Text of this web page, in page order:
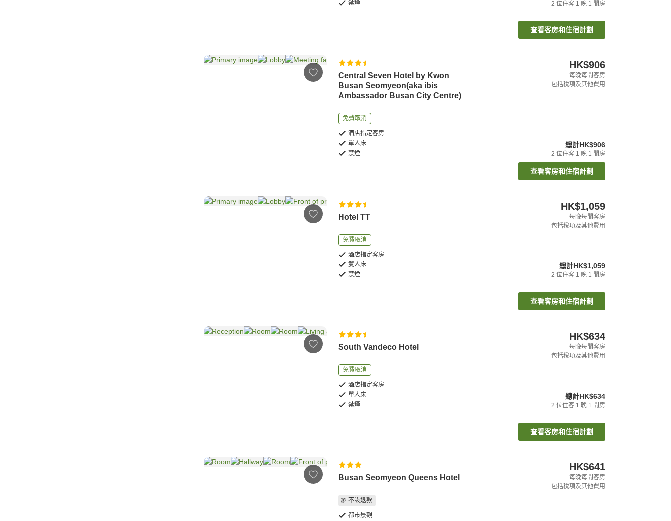
禁煙
2 位住客 1 晚 1 間房
查看客房和住宿計劃
Central Seven Hotel by Kwon
Busan Seomyeon(aka ibis
Ambassador Busan City Centre)
免費取消
酒店指定客房
單人床
禁煙
HK$906
每晚每間客房
包括稅項及其他費用
總計HK$906
2 位住客 1 晚 1 間房
查看客房和住宿計劃
Hotel TT
免費取消
酒店指定客房
雙人床
禁煙
HK$1,059
每晚每間客房
包括稅項及其他費用
總計HK$1,059
2 位住客 1 晚 1 間房
查看客房和住宿計劃
South Vandeco Hotel
免費取消
酒店指定客房
單人床
禁煙
HK$634
每晚每間客房
包括稅項及其他費用
總計HK$634
2 位住客 1 晚 1 間房
查看客房和住宿計劃
Busan Seomyeon Queens Hotel
不設退款
都市景觀
HK$641
每晚每間客房
包括稅項及其他費用